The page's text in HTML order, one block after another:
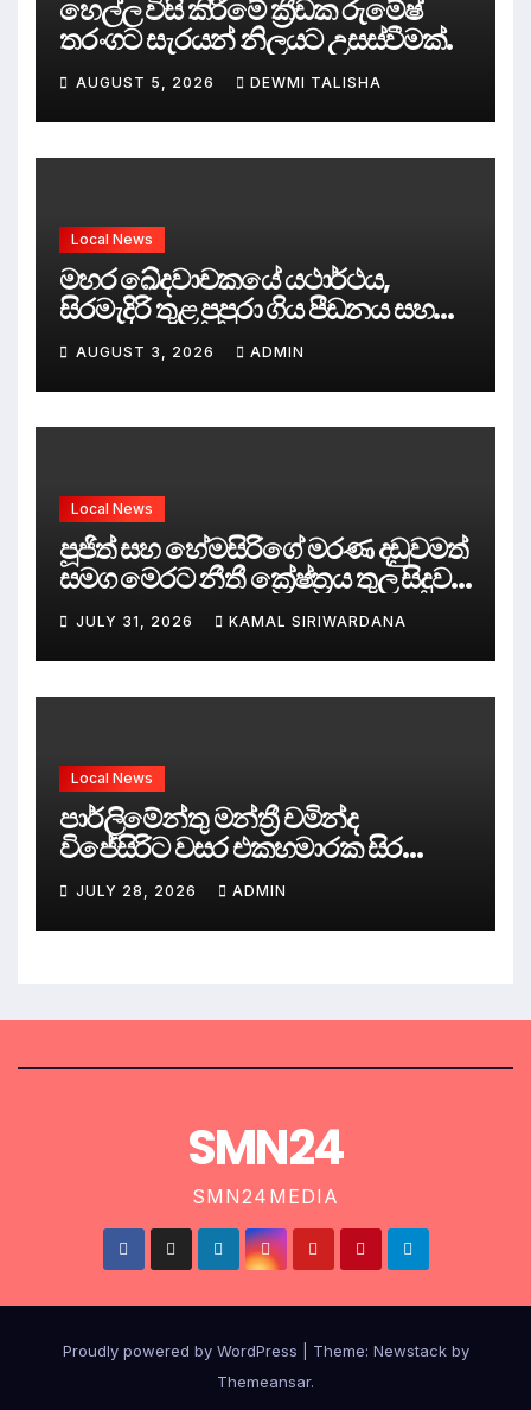
හෙල්ල විසි කිරීමේ ක්‍රීඩක රුමේෂ්
තරංගට සැරයන් නිලයට උසස්වීමක්.
AUGUST 5, 2026 DEWMI TALISHA
Local News
මහර ඛේදවාචකයේ යථාර්ථය,
සිරමැදිරි තුළ පුපුරා ගිය පීඩනය සහ
පලිගැනීමේ දේශපාලනය
AUGUST 3, 2026 ADMIN
Local News
පූජිත් සහ හේමසිරිගේ මරණ දඩුවමත්
සමග මෙරට නීතී ක්‍රේෂ්ත්‍රය තුල සිදුව
ඇත්තේ කුමක්ද ?
JULY 31, 2026 KAMAL SIRIWARDANA
Local News
පාර්ලිමේන්තු මන්ත්‍රී චමින්ද
විජේසිරිට වසර එකහමාරක සිර
දඬුවම්.
JULY 28, 2026 ADMIN
SMN24
SMN24MEDIA
Proudly powered by WordPress Theme: Newstackby
Themeansar.